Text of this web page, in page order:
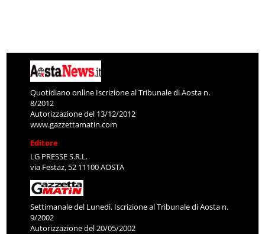
Quotidiano online Iscrizione al Tribunale di Aosta n.
8/2012
Autorizzazione del 13/12/2012
www.gazzettamatin.com
Editore
LG PRESSE S.R.L.
via Festaz, 52 11100 AOSTA
Settimanale del Lunedì. Iscrizione al Tribunale di Aosta n.
9/2002
Autorizzazione del 20/05/2002